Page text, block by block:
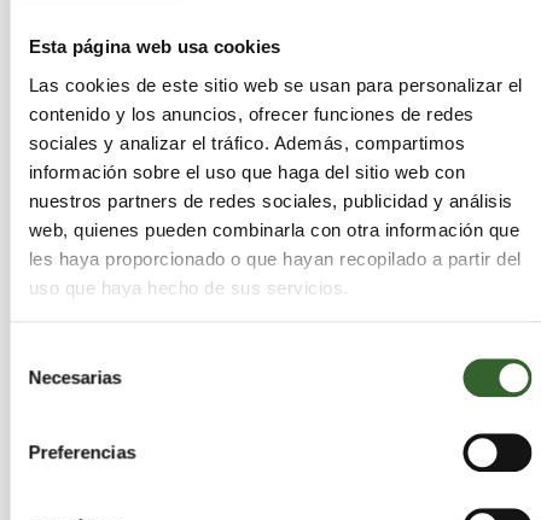
Esta página web usa cookies
Las cookies de este sitio web se usan para personalizar el
contenido y los anuncios, ofrecer funciones de redes
sociales y analizar el tráfico. Además, compartimos
información sobre el uso que haga del sitio web con
nuestros partners de redes sociales, publicidad y análisis
web, quienes pueden combinarla con otra información que
les haya proporcionado o que hayan recopilado a partir del
uso que haya hecho de sus servicios.
Necesarias
Preferencias
VeoVerde
Alejandro Mónaco